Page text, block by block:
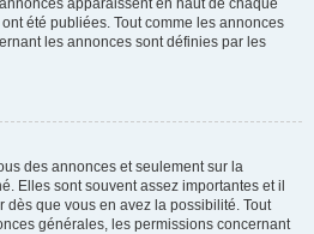
apparaissent en haut de chaque
été publiées. Tout comme les annonces
les annonces sont définies par les
des annonces et seulement sur la
Elles sont souvent assez importantes et il
dès que vous en avez la possibilité. Tout
générales, les permissions concernant